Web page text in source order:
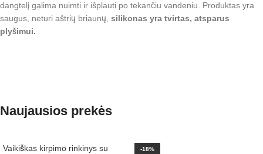
dangtelį galima nuimti ir išplauti po tekančiu vandeniu. Produktas yra
saugus, neturi aštrių briaunų, silikonas yra tvirtas, atsparus
plyšimui.
Naujausios prekės
Vaikiškas kirpimo rinkinys su
-18%